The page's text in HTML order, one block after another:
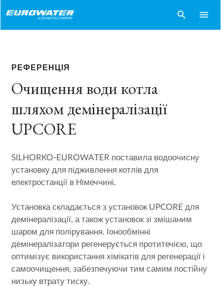
search menu
РЕФЕРЕНЦІЯ
Очищення води котла
шляхом демінералізації
UPCORE
SILHORKO-EUROWATER поставила водоочисну
установку для підживлення котлів для
електростанції в Німеччині.
Установка складається з установок UPCORE для
демінералізації, а також установок зі змішаним
шаром для полірування. Іонообмінні
демінералізатори регенерується протитечією, що
оптимізує використання хімікатів для регенерації і
самоочищення, забезпечуючи тим самим постійну
низьку втрату тиску.